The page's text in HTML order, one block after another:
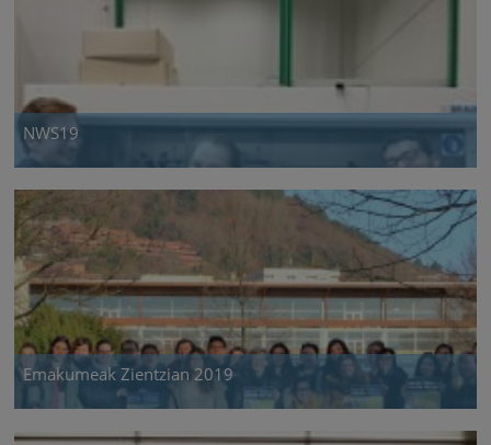
NWS19
Emakumeak Zientzian 2019